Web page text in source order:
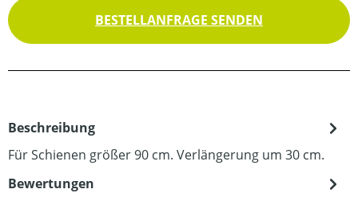
BESTELLANFRAGE SENDEN
Beschreibung
Für Schienen größer 90 cm. Verlängerung um 30 cm.
Bewertungen